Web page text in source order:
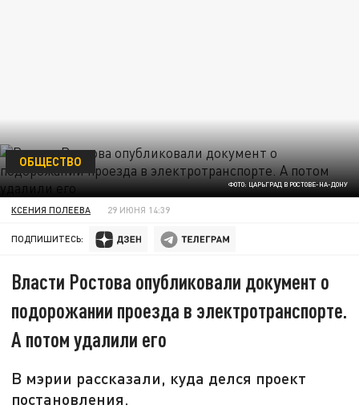
ФОТО: ЦАРЬГРАД В РОСТОВЕ-НА-ДОНУ
ОБЩЕСТВО
КСЕНИЯ ПОЛЕЕВА 29 ИЮНЯ 14:39
ПОДПИШИТЕСЬ:
Власти Ростова опубликовали документ о
подорожании проезда в электротранспорте.
А потом удалили его
В мэрии рассказали, куда делся проект
постановления.